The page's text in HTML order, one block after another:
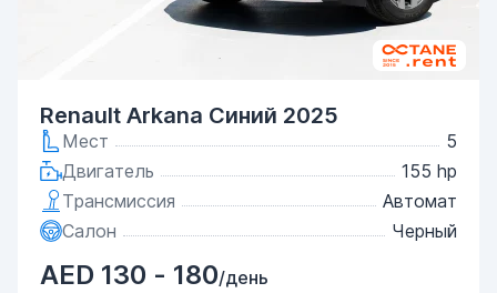
Renault Arkana Синий 2025
Мест
5
Двигатель
155 hp
Трансмиссия
Автомат
Салон
Черный
AED 130 - 180/день